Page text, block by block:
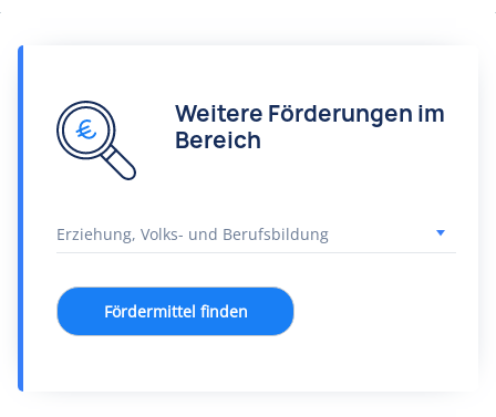
Weitere Förderungen im
Bereich
Fördermittel finden